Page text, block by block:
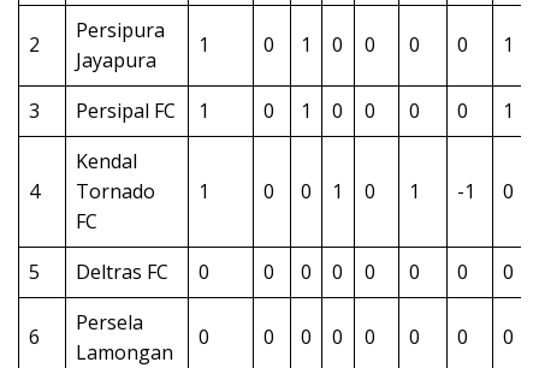
2
Persipura
Jayapura
1 0 1 0 0 0 0 1
3 Persipal FC 1 0 1 0 0 0 0 1
4
Kendal
Tornado
FC
1 0 0 1 0 1 -1 0
5 Deltras FC 0 0 0 0 0 0 0 0
6
Persela
Lamongan
0 0 0 0 0 0 0 0